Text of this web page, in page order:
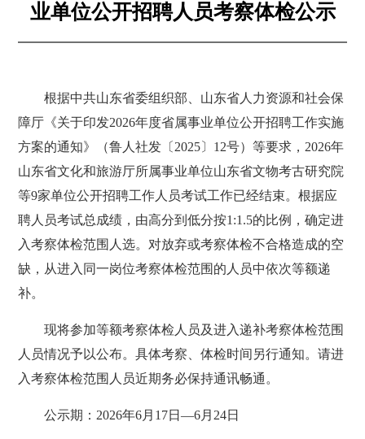
业单位公开招聘人员考察体检公示
根据中共山东省委组织部、山东省人力资源和社会保
障厅《关于印发2026年度省属事业单位公开招聘工作实施
方案的通知》（鲁人社发〔2025〕12号）等要求，2026年
山东省文化和旅游厅所属事业单位山东省文物考古研究院
等9家单位公开招聘工作人员考试工作已经结束。根据应
聘人员考试总成绩，由高分到低分按1:1.5的比例，确定进
入考察体检范围人选。对放弃或考察体检不合格造成的空
缺，从进入同一岗位考察体检范围的人员中依次等额递
补。
现将参加等额考察体检人员及进入递补考察体检范围
人员情况予以公布。具体考察、体检时间另行通知。请进
入考察体检范围人员近期务必保持通讯畅通。
公示期：2026年6月17日—6月24日